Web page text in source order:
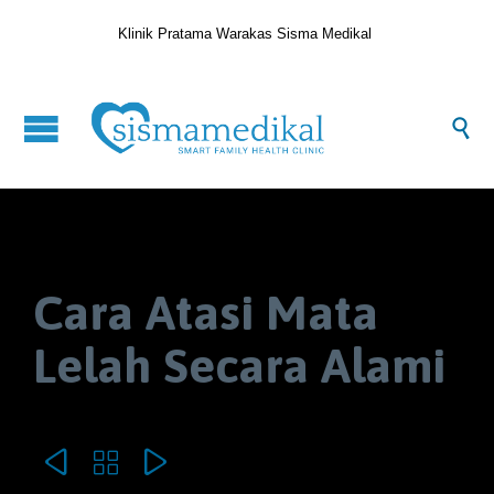
Klinik Pratama Warakas Sisma Medikal

Cara Atasi Mata
Lelah Secara Alami
  